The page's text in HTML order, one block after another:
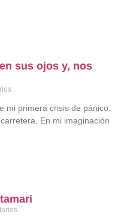
sus ojos y, nos
mi primera crisis de pánico.
En mi imaginación